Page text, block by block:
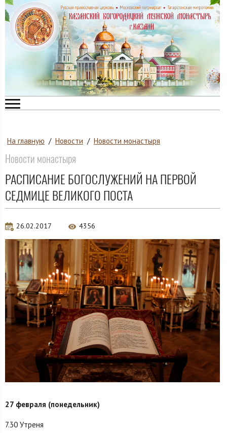
На главную / Новости / Новости монастыря
Новости монастыря
РАСПИСАНИЕ БОГОСЛУЖЕНИЙ НА ПЕРВОЙ
СЕДМИЦЕ ВЕЛИКОГО ПОСТА
26.02.2017 4356
27 февраля (понедельник)
7.30 Утреня